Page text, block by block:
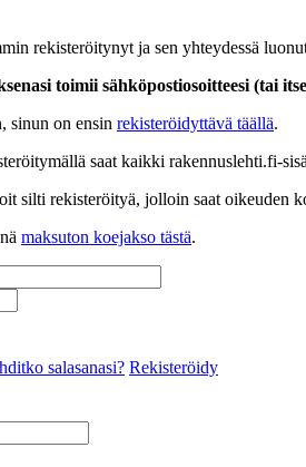
rekisteröitynyt ja sen yhteydessä
toimii sähköpostiosoitteesi (tai
sinun on ensin rekisteröidyttävä täällä.
saat kaikki rakennuslehti.fi-
silti rekisteröityä, jolloin saat oikeuden
maksuton koejakso tästä.
salasanasi? Rekisteröidy